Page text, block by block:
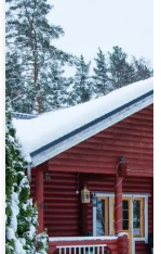
Green
Village